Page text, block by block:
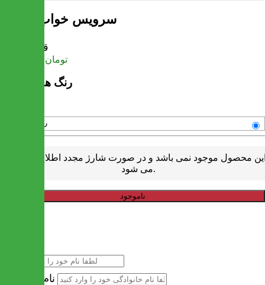
سرویس خواب والیسا
قیمت
تومان
رنگ های موجود
رنگبندی متنوع
محصول موجود نمی باشد و در صورت شارژ مجدد اطلاع رسانی
می شود.
ناموجود
نام خانوادگی